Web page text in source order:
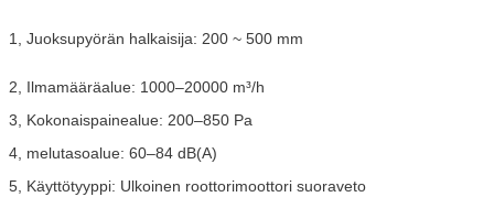
1, Juoksupyörän halkaisija: 200 ~ 500 mm
2, Ilmamääräalue: 1000–20000 m³/h
3, Kokonaispainealue: 200–850 Pa
4, melutasoalue: 60–84 dB(A)
5, Käyttötyyppi: Ulkoinen roottorimoottori suoraveto